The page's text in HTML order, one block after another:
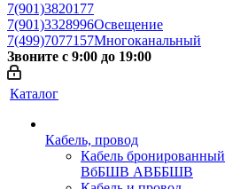
7(901)3820177
7(901)3328996Освещение
7(499)7077157Многоканальный
Звоните с 9:00 до 19:00
Каталог
Кабель, провод
Кабель бронированный
ВбБШВ АВББШВ